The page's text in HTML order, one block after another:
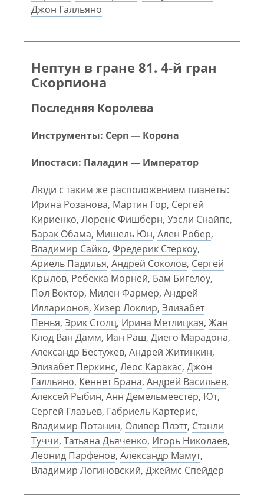
Джон Галльяно
Нептун в гране 81. 4-й гран
Скорпиона
Последняя Королева
Инструменты: Серп — Корона
Ипостаси: Паладин — Император
Люди с таким же расположением планеты:
Ирина Розанова, Мартин Гор, Сергей
Кириенко, Лоренс Фишберн, Уэсли Снайпс,
Барак Обама, Мишель Юн, Ален Робер,
Владимир Сайко, Фредерик Стеркоу,
Ариель Падилья, Андрей Соколов, Сергей
Крылов, Ребекка Морней, Бам Бигелоу,
Пол Воктор, Милен Фармер, Андрей
Илларионов, Хизер Локлир, Элизабет
Пенья, Эрик Столц, Ирина Метлицкая, Жан
Клод Ван Дамм, Иан Раш, Диего Марадона,
Александр Бестужев, Андрей Житинкин,
Элизабет Перкинс, Леос Каракас, Джон
Галльяно, Кеннет Брана, Андрей Васильев,
Алексей Рыбин, Анн Демельмеестер, Ют,
Сергей Глазьев, Габриель Картерис,
Владимир Потанин, Оливер Плэтт, Стэнли
Туччи, Татьяна Дьяченко, Игорь Николаев,
Леонид Парфенов, Александр Мамут,
Владимир Логиновский, Джеймс Спейдер